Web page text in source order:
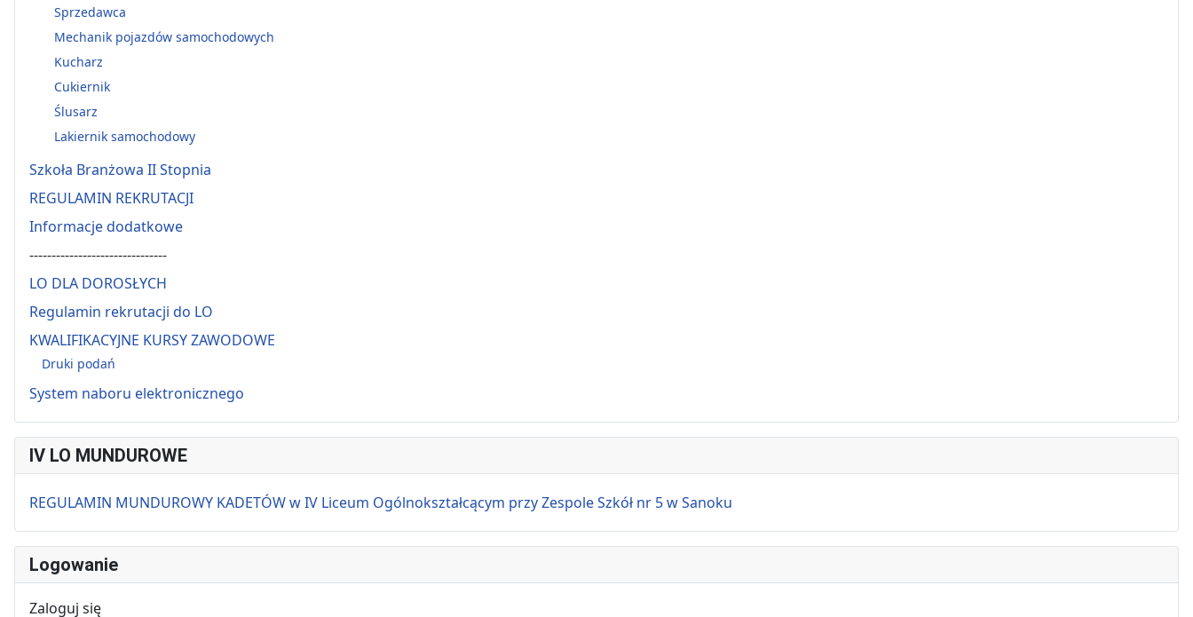
Sprzedawca
Mechanik pojazdów samochodowych
Kucharz
Cukiernik
Ślusarz
Lakiernik samochodowy
Szkoła Branżowa II Stopnia
REGULAMIN REKRUTACJI
Informacje dodatkowe
-------------------------------
LO DLA DOROSŁYCH
Regulamin rekrutacji do LO
KWALIFIKACYJNE KURSY ZAWODOWE
Druki podań
System naboru elektronicznego
IV LO MUNDUROWE
REGULAMIN MUNDUROWY KADETÓW w IV Liceum Ogólnokształcącym przy Zespole Szkół nr 5 w Sanoku
Logowanie
Zaloguj się